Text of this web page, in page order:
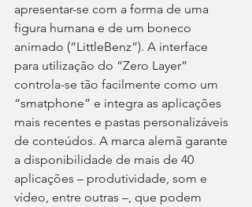
apresentar-se com a forma de uma
figura humana e de um boneco
animado (“LittleBenz”). A interface
para utilização do “Zero Layer”
controla-se tão facilmente como um
“smatphone” e integra as aplicações
mais recentes e pastas personalizáveis
de conteúdos. A marca alemã garante
a disponibilidade de mais de 40
aplicações – produtividade, som e
vídeo, entre outras –, que podem